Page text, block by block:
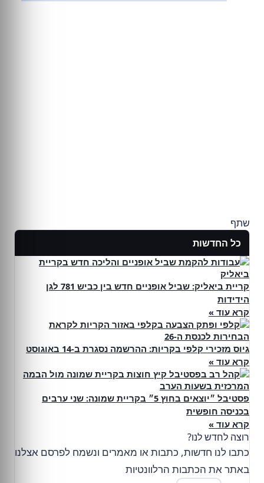
שתף
כל החדשות
קריית ביאליק: שביל אופניים חדש בין כביש 781 לגן
הידידות
קרא עוד »
גיוס מזכירי קלפי בקריות: ההרשמה נסגרת ב-14 באוגוסט
קרא עוד »
פסטיבל ״יוצאים בחוץ 5״ בקריית שמונה: שני ערבים
בכניסה חופשית
קרא עוד »
רוצה לחדש לנו?
כתבו לנו חדשות, כתבות או מאמרים ונשמח לפרסם אצלנו
באתר את הכתבות הרלוונטיות